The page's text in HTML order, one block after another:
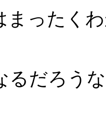
まったく
るだろう